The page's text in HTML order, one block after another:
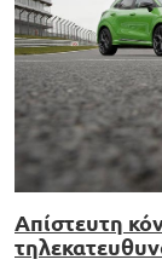
Απίστευτη